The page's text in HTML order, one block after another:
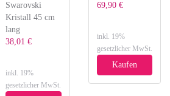
Swarovski
Kristall 45 cm
lang
38,01 €
inkl. 19%
gesetzlicher MwSt.
69,90 €
inkl. 19%
gesetzlicher MwSt.
Kaufen